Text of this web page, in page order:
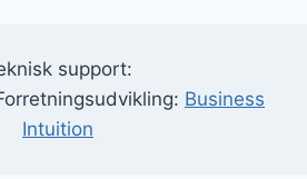
support:
Business
Intuition